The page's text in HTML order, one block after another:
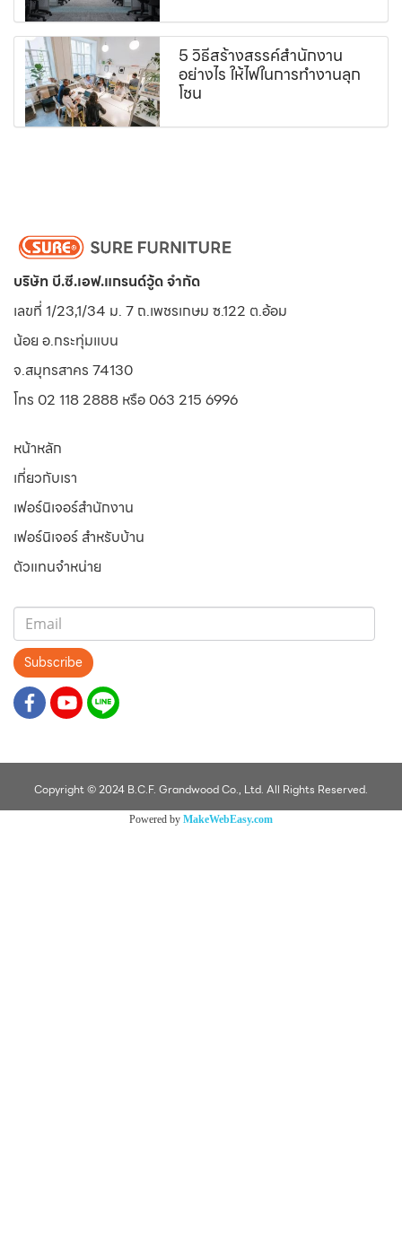
5 วิธีสร้างสรรค์สำนักงาน
อย่างไร ให้ไฟในการทำงานลุก
โชน
บริษัท บี.ซี.เอฟ.แกรนด์วู้ด จำกัด
เลขที่ 1/23,1/34 ม. 7 ถ.เพชรเกษม ซ.122 ต.อ้อม
น้อย อ.กระทุ่มแบน
จ.สมุทรสาคร 74130
โทร 02 118 2888 หรือ 063 215 6996
หน้าหลัก
เกี่ยวกับเรา
เฟอร์นิเจอร์สำนักงาน
เฟอร์นิเจอร์ สำหรับบ้าน
ตัวแทนจำหน่าย
Subscribe
Copyright © 2024 B.C.F. Grandwood Co., Ltd. All Rights Reserved.
Powered by MakeWebEasy.com